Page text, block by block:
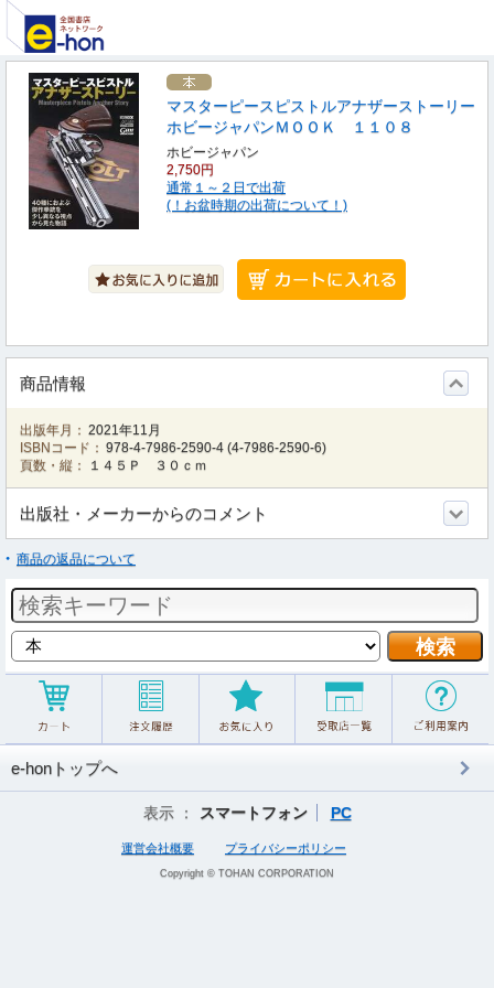
マスターピースピストルアナザーストーリー
ホビージャパンＭＯＯＫ １１０８
ホビージャパン
2,750円
通常１～２日で出荷
(！お盆時期の出荷について！)
商品情報
出版年月： 2021年11月
ISBNコード： 978-4-7986-2590-4 (4-7986-2590-6)
頁数・縦：
１４５Ｐ ３０ｃｍ
出版社・メーカーからのコメント
商品の返品について
e-honトップへ
表示 ： スマートフォン PC
運営会社概要 プライバシーポリシー
Copyright © TOHAN CORPORATION